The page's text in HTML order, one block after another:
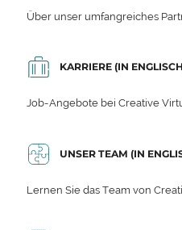
Über unser umfangreiches
KARRIERE (IN
Job-Angebote bei Creative
UNSER TEAM (IN
Lernen Sie das Team von